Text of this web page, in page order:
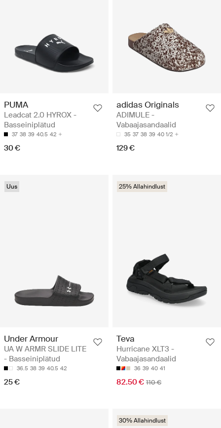
PUMA
Leadcat 2.0 HYROX -
Basseiniplätud
37 38 39 40.5 42
30 €
adidas Originals
ADIMULE -
Vabaajasandaalid
35 37 38 39 40 1/2
129 €
Uus
Under Armour
UA W ARMR SLIDE LITE
- Basseiniplätud
36.5 38 39 40.5 42
25 €
25% Allahindlust
Teva
Hurricane XLT3 -
Vabaajasandaalid
36 39 40 41
82.50 € 110 €
30% Allahindlust